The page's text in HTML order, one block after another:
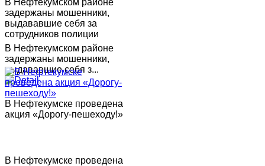
В Нефтекумском районе
задержаны мошенники,
выдававшие себя за
сотрудников полиции
В Нефтекумском районе
задержаны мошенники,
выдававшие себя з...
В Нефтекумске проведена
акция «Дорогу-пешеходу!»
В Нефтекумске проведена